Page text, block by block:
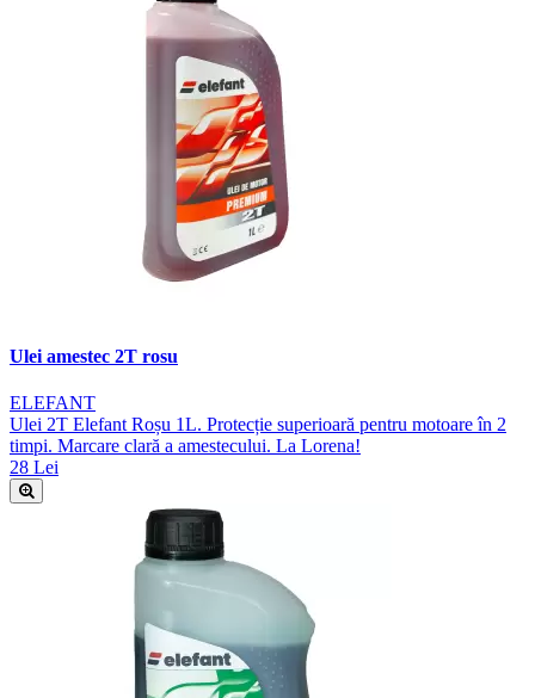
Ulei amestec 2T rosu
ELEFANT
Ulei 2T Elefant Roșu 1L. Protecție superioară pentru motoare în 2
timpi. Marcare clară a amestecului. La Lorena!
28 Lei